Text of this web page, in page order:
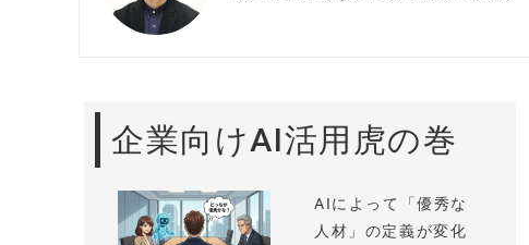
企業向けAI活用虎の巻
AIによって「優秀な
人材」の定義が変化